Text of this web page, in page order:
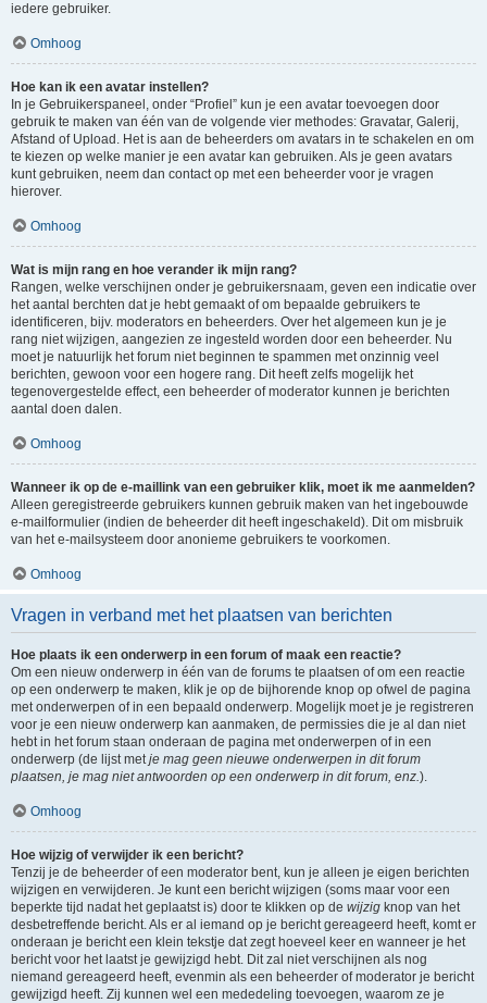
iedere gebruiker.
Omhoog
Hoe kan ik een avatar instellen?
In je Gebruikerspaneel, onder “Profiel” kun je een avatar toevoegen door
gebruik te maken van één van de volgende vier methodes: Gravatar, Galerij,
Afstand of Upload. Het is aan de beheerders om avatars in te schakelen en om
te kiezen op welke manier je een avatar kan gebruiken. Als je geen avatars
kunt gebruiken, neem dan contact op met een beheerder voor je vragen
hierover.
Omhoog
Wat is mijn rang en hoe verander ik mijn rang?
Rangen, welke verschijnen onder je gebruikersnaam, geven een indicatie over
het aantal berchten dat je hebt gemaakt of om bepaalde gebruikers te
identificeren, bijv. moderators en beheerders. Over het algemeen kun je je
rang niet wijzigen, aangezien ze ingesteld worden door een beheerder. Nu
moet je natuurlijk het forum niet beginnen te spammen met onzinnig veel
berichten, gewoon voor een hogere rang. Dit heeft zelfs mogelijk het
tegenovergestelde effect, een beheerder of moderator kunnen je berichten
aantal doen dalen.
Omhoog
Wanneer ik op de e-maillink van een gebruiker klik, moet ik me aanmelden?
Alleen geregistreerde gebruikers kunnen gebruik maken van het ingebouwde
e-mailformulier (indien de beheerder dit heeft ingeschakeld). Dit om misbruik
van het e-mailsysteem door anonieme gebruikers te voorkomen.
Omhoog
Vragen in verband met het plaatsen van berichten
Hoe plaats ik een onderwerp in een forum of maak een reactie?
Om een nieuw onderwerp in één van de forums te plaatsen of om een reactie
op een onderwerp te maken, klik je op de bijhorende knop op ofwel de pagina
met onderwerpen of in een bepaald onderwerp. Mogelijk moet je je registreren
voor je een nieuw onderwerp kan aanmaken, de permissies die je al dan niet
hebt in het forum staan onderaan de pagina met onderwerpen of in een
onderwerp (de lijst metje mag geen nieuwe onderwerpen in dit forum
plaatsen, je mag niet antwoorden op een onderwerp in dit forum, enz.).
Omhoog
Hoe wijzig of verwijder ik een bericht?
Tenzij je de beheerder of een moderator bent, kun je alleen je eigen berichten
wijzigen en verwijderen. Je kunt een bericht wijzigen (soms maar voor een
beperkte tijd nadat het geplaatst is) door te klikken op de wijzig knop van het
desbetreffende bericht. Als er al iemand op je bericht gereageerd heeft, komt er
onderaan je bericht een klein tekstje dat zegt hoeveel keer en wanneer je het
bericht voor het laatst je gewijzigd hebt. Dit zal niet verschijnen als nog
niemand gereageerd heeft, evenmin als een beheerder of moderator je bericht
gewijzigd heeft. Zij kunnen wel een mededeling toevoegen, waarom ze je